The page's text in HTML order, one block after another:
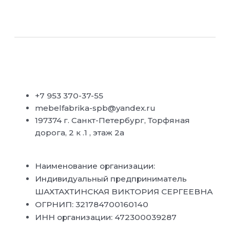
+7 953 370-37-55
mebelfabrika-spb@yandex.ru
197374 г. Санкт-Петербург, Торфяная
дорога, 2 к .1 , этаж 2а
Наименование организации:
Индивидуальный предприниматель
ШАХТАХТИНСКАЯ ВИКТОРИЯ СЕРГЕЕВНА
ОГРНИП: 321784700160140
ИНН организации: 472300039287